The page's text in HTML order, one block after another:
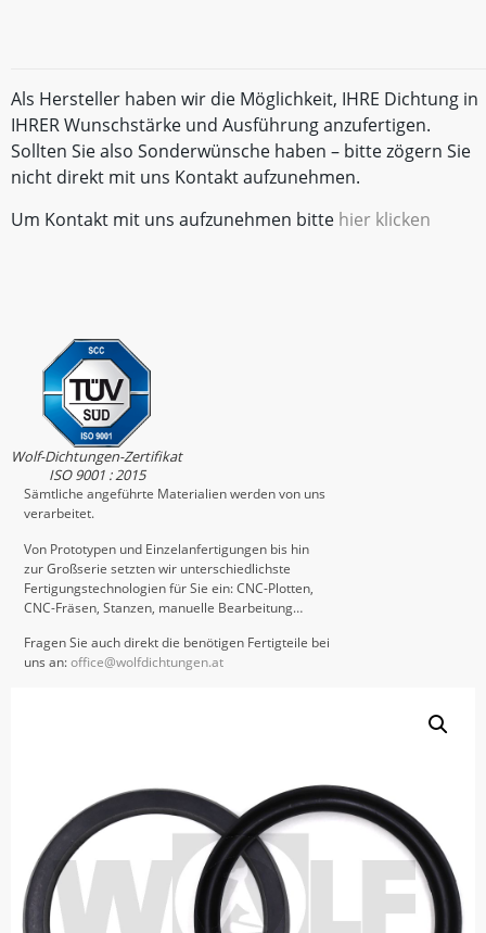
Als Hersteller haben wir die Möglichkeit, IHRE Dichtung in
IHRER Wunschstärke und Ausführung anzufertigen.
Sollten Sie also Sonderwünsche haben – bitte zögern Sie
nicht direkt mit uns Kontakt aufzunehmen.
Um Kontakt mit uns aufzunehmen bitte hier klicken
Wolf-Dichtungen-Zertifikat
ISO 9001 : 2015
Sämtliche angeführte Materialien werden von uns
verarbeitet.
Von Prototypen und Einzelanfertigungen bis hin
zur Großserie setzten wir unterschiedlichste
Fertigungstechnologien für Sie ein: CNC-Plotten,
CNC-Fräsen, Stanzen, manuelle Bearbeitung…
Fragen Sie auch direkt die benötigen Fertigteile bei
uns an:office@wolfdichtungen.at